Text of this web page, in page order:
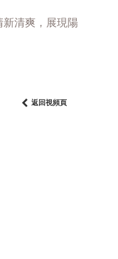
新清爽，展現陽
返回視頻頁